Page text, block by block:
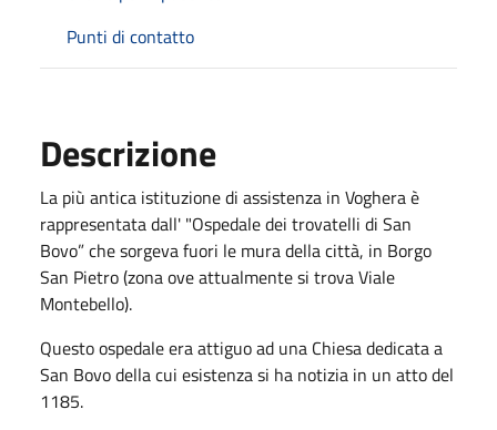
Punti di contatto
Descrizione
La più antica istituzione di assistenza in Voghera è
rappresentata dall' "Ospedale dei trovatelli di San
Bovo” che sorgeva fuori le mura della città, in Borgo
San Pietro (zona ove attualmente si trova Viale
Montebello).
Questo ospedale era attiguo ad una Chiesa dedicata a
San Bovo della cui esistenza si ha notizia in un atto del
1185.